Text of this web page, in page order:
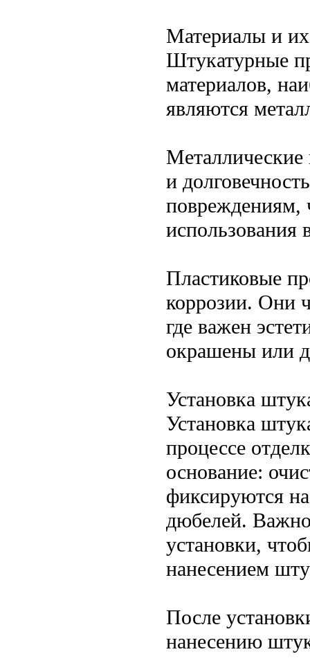
Материалы и
Штукатурные
материалов,
являются
и
повреждениям,
использования
Пластиковые
коррозии. Они
где важен
окрашены или
Установка
Установка
процессе
основание:
фиксируются
дюбелей. Важно
установки,
нанесением
После
нанесению